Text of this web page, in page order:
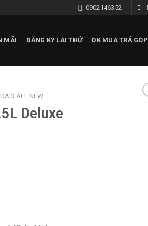
0902146352
MÃI ĐĂNG KÝ LÁI THỬ ĐK MUA TRẢ GÓP
3 ALL NEW
Deluxe